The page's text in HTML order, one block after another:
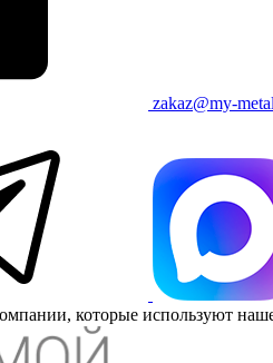
zakaz@my-
которые используют